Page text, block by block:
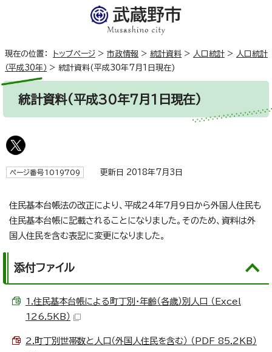
現在の位置： トップページ > 市政情報 > 統計資料 > 人口統計 > 人口統計
（平成30年） > 統計資料(平成30年7月1日現在)
統計資料(平成30年7月1日現在)
ページ番号1019709 更新日 2018年7月3日
住民基本台帳法の改正により、平成24年7月9日から外国人住民も
住民基本台帳に記載されることになりました。そのため、資料は外
国人住民を含む表記に変更になりました。
添付ファイル
1.住民基本台帳による町丁別・年齢（各歳）別人口 （Excel
126.5KB）
2.町丁別世帯数と人口（外国人住民を含む） （PDF 85.2KB）